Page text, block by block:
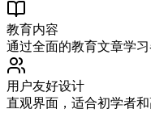
教育内容
通过全面的教育文章学习
用户友好设计
直观界面，适合初学者